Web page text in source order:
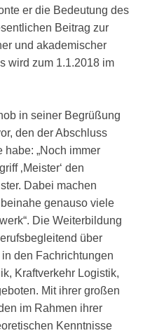
er die Bedeutung des
Beitrag zur
und akademischer
wird zum 1.1.2018 im
in seiner Begrüßung
den der Abschluss
habe: „Noch immer
‚Meister‘ den
Dabei machen
genauso viele
Die Weiterbildung
über
den Fachrichtungen
Kraftverkehr Logistik,
Mit ihrer großen
im Rahmen ihrer
Kenntnisse